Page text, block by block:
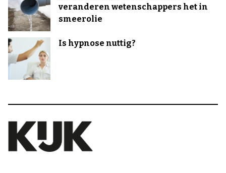
veranderen wetenschappers het in
smeerolie
Is hypnose nuttig?